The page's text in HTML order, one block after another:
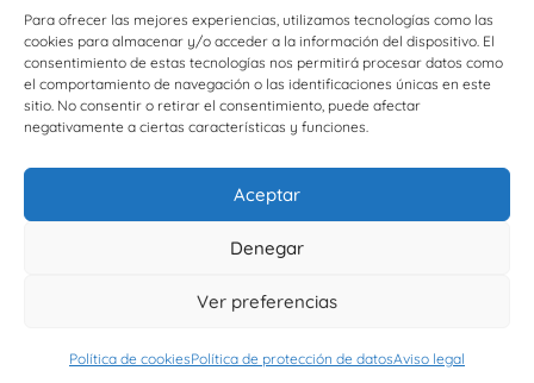
Para ofrecer las mejores experiencias, utilizamos tecnologías como las
cookies para almacenar y/o acceder a la información del dispositivo. El
consentimiento de estas tecnologías nos permitirá procesar datos como
el comportamiento de navegación o las identificaciones únicas en este
sitio. No consentir o retirar el consentimiento, puede afectar
negativamente a ciertas características y funciones.
Aceptar
Denegar
Ver preferencias
Política de cookiesPolítica de protección de datosAviso legal
Determinación glucosa y colesterol total
Perforación del lóbulo de la oreja
Análisis capilar
INFORMACIÓN DE INTERÉS
Términos y condiciones
Política de protección de datos
Política de devoluciones y reembolsos